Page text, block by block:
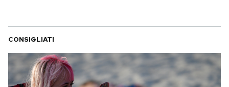
CONSIGLIATI